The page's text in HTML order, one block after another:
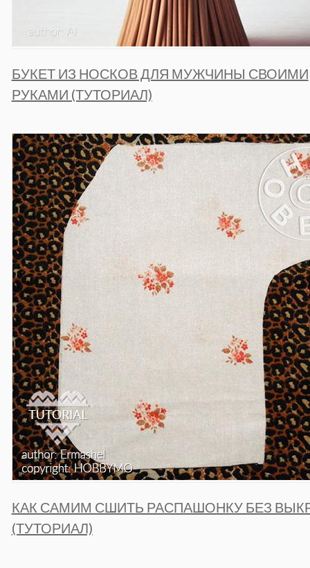
БУКЕТ ИЗ НОСКОВ ДЛЯ МУЖЧИНЫ СВОИМИ
РУКАМИ (ТУТОРИАЛ)
КАК САМИМ СШИТЬ РАСПАШОНКУ БЕЗ
(ТУТОРИАЛ)